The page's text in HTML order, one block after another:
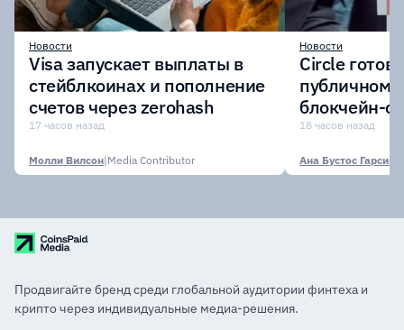
Новости
Visa запускает выплаты в
стейблкоинах и пополнение
счетов через zerohash
17 часов назад
Молли Вилсон|Media Contributor
Новости
Circle
публичному
блокчейн-
участии
18 часов назад
Ана Бустос Гарсия
Продвигайте бренд среди глобальной аудитории финтеха и
крипто через индивидуальные медиа-решения.